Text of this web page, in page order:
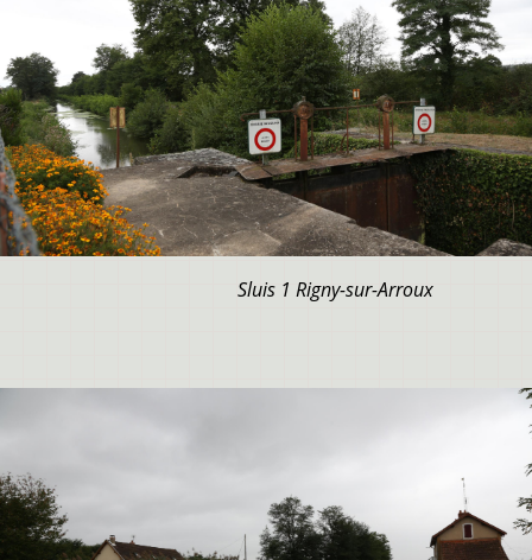
Sluis 1 Rigny-sur-Arroux